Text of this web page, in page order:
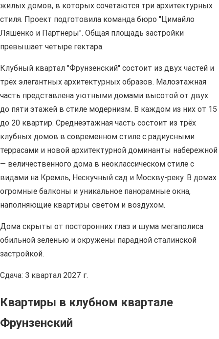
жилых домов, в которых сочетаются три архитектурных
стиля. Проект подготовила команда бюро "Цимайло
Ляшенко и Партнеры". Общая площадь застройки
превышает четыре гектара.
Клубный квартал "Фрунзенский" состоит из двух частей и
трёх элегантных архитектурных образов. Малоэтажная
часть представлена уютными домами высотой от двух
до пяти этажей в стиле модернизм. В каждом из них от 15
до 20 квартир. Среднеэтажная часть состоит из трёх
клубных домов в современном стиле с радиусными
террасами и новой архитектурной доминанты набережной
— величественного дома в неоклассическом стиле с
видами на Кремль, Нескучный сад и Москву-реку. В домах
огромные балконы и уникальное панорамные окна,
наполняющие квартиры светом и воздухом.
Дома скрыты от посторонних глаз и шума мегаполиса
обильной зеленью и окружены парадной сталинской
застройкой.
Сдача: 3 квартал 2027 г.
Квартиры в клубном квартале
Фрунзенский